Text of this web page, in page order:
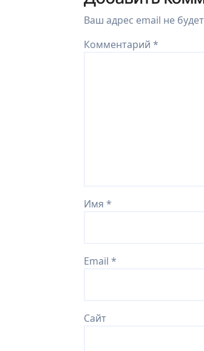
Ваш адрес email не
Комментарий *
Имя *
Email *
Сайт